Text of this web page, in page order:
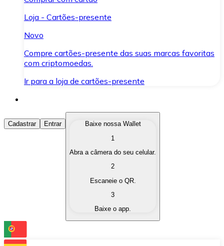
Loja - Cartões-presente
Novo
Compre cartões-presente das suas marcas favoritas
com criptomoedas.
Ir para a loja de cartões-presente
Comprar Criptomoedas
Compre as criptomoedas de seu interesse de forma
Converta suas criptomoedas em moeda fiduciária
Troque uma criptomoeda por outra
Cadastrar Entrar
Baixe nossa Wallet
1
Abra a câmera do seu celular.
2
Escaneie o QR.
3
Baixe o app.